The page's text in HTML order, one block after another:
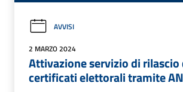
AVVISI
2 MARZO 2024
Attivazione servizio di rilascio
certificati elettorali tramite